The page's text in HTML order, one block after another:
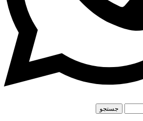
جستجو